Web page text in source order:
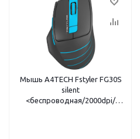
Мышь A4TECH Fstyler FG30S
silent
<беспроводная/2000dpi/